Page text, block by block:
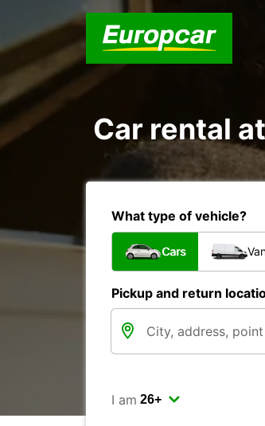
Car rental
What type of vehicle?
Cars
Pickup and return
I am